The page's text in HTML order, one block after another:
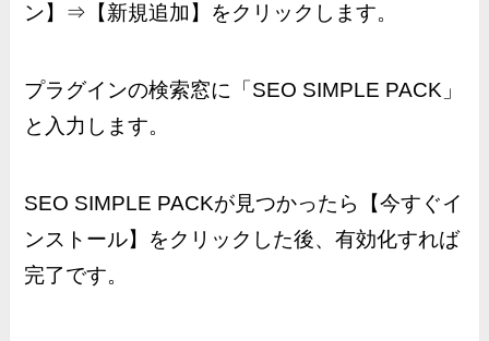
ン】⇒【新規追加】をクリックします。
プラグインの検索窓に「SEO SIMPLE PACK」
と入力します。
SEO SIMPLE PACKが見つかったら【今すぐイ
ンストール】をクリックした後、有効化すれば
完了です。